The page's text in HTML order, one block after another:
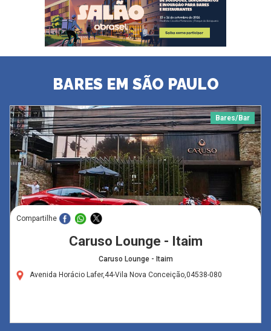
BARES EM SÃO PAULO
Bares/Bar
Compartilhe
Caruso Lounge - Itaim
Caruso Lounge - Itaim
Avenida Horácio Lafer,44-Vila Nova Conceição,04538-080